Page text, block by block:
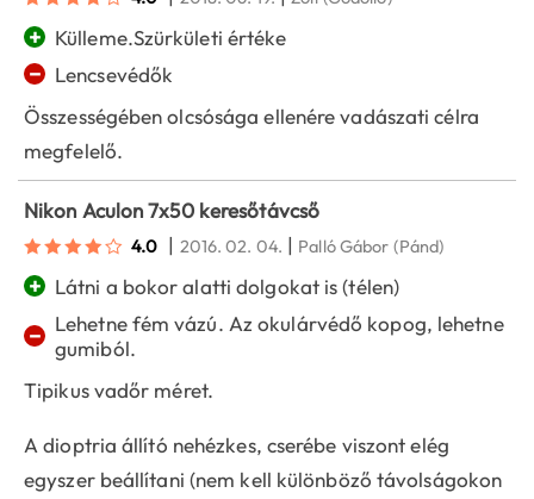
+ Külleme.Szürkületi értéke
−
Lencsevédők
Összességében olcsósága ellenére vadászati célra
megfelelő.
Nikon Aculon 7x50 keresőtávcső
4.0 | 2016. 02. 04. | Palló Gábor (Pánd)
+ Látni a bokor alatti dolgokat is (télen)
−
Lehetne fém vázú. Az okulárvédő kopog, lehetne
gumiból.
Tipikus vadőr méret.
A dioptria állító nehézkes, cserébe viszont elég
egyszer beállítani (nem kell különböző távolságokon